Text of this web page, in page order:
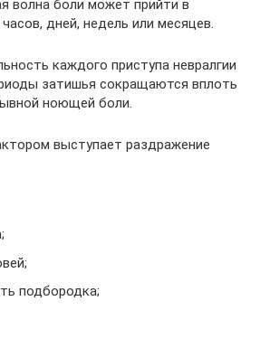
волна боли может прийти в
дней, недель или месяцев.
каждого приступа невралгии
затишья сокращаются вплоть
ноющей боли.
выступает раздражение
подбородка;